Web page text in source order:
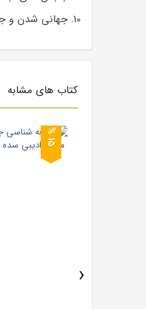
جهانی شدن و
کتاب های مشابه
1
5
%
›